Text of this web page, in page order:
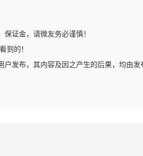
证金，请微友务必谨慎！
到的！
户发布，其内容及因之产生的后果，均由发